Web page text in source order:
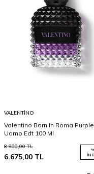
VALENTINO
Valentino Born In Roma Purple
Uomo Edt 100 Ml
8.900,00TL
6.675,00 TL
%